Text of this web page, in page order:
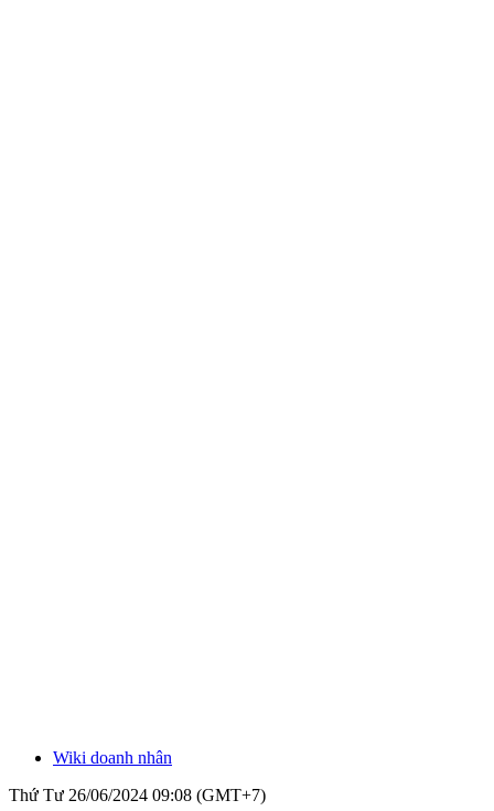
Wiki doanh nhân
Thứ Tư 26/06/2024 09:08 (GMT+7)